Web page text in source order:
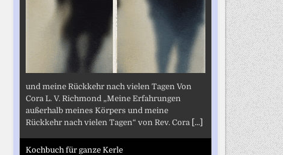
und meine Rückkehr nach vielen Tagen Von
Cora L. V. Richmond „Meine Erfahrungen
außerhalb meines Körpers und meine
Rückkehr nach vielen Tagen“ von Rev. Cora [...]
Kochbuch für ganze Kerle